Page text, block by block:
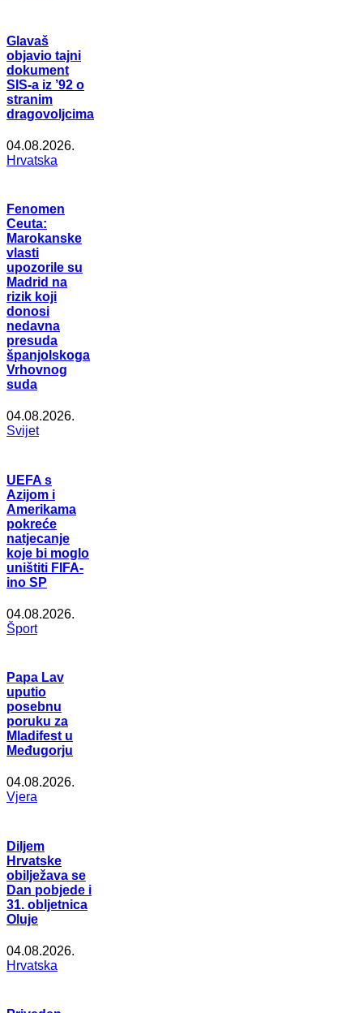
Glavaš
objavio tajni
dokument
SIS-a iz ’92 o
stranim
dragovoljcima
04.08.2026.
Hrvatska
Fenomen
Ceuta:
Marokanske
vlasti
upozorile su
Madrid na
rizik koji
donosi
nedavna
presuda
španjolskoga
Vrhovnog
suda
04.08.2026.
Svijet
UEFA s
Azijom i
Amerikama
pokreće
natjecanje
koje bi moglo
uništiti FIFA-
ino SP
04.08.2026.
Šport
Papa Lav
uputio
posebnu
poruku za
Mladifest u
Međugorju
04.08.2026.
Vjera
Diljem
Hrvatske
obilježava se
Dan pobjede i
31. obljetnica
Oluje
04.08.2026.
Hrvatska